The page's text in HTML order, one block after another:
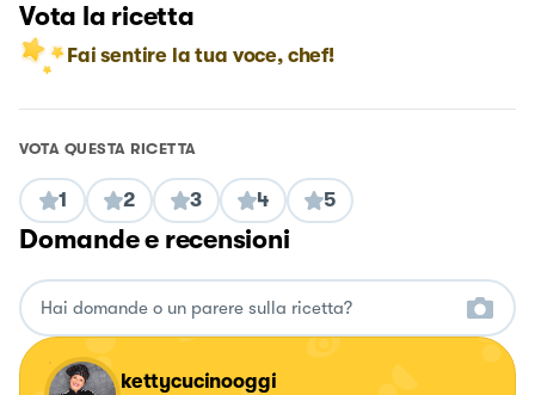
Vota la ricetta
Fai sentire la tua voce, chef!
VOTA QUESTA RICETTA
1 2 3 4 5
Domande e recensioni
kettycucinooggi